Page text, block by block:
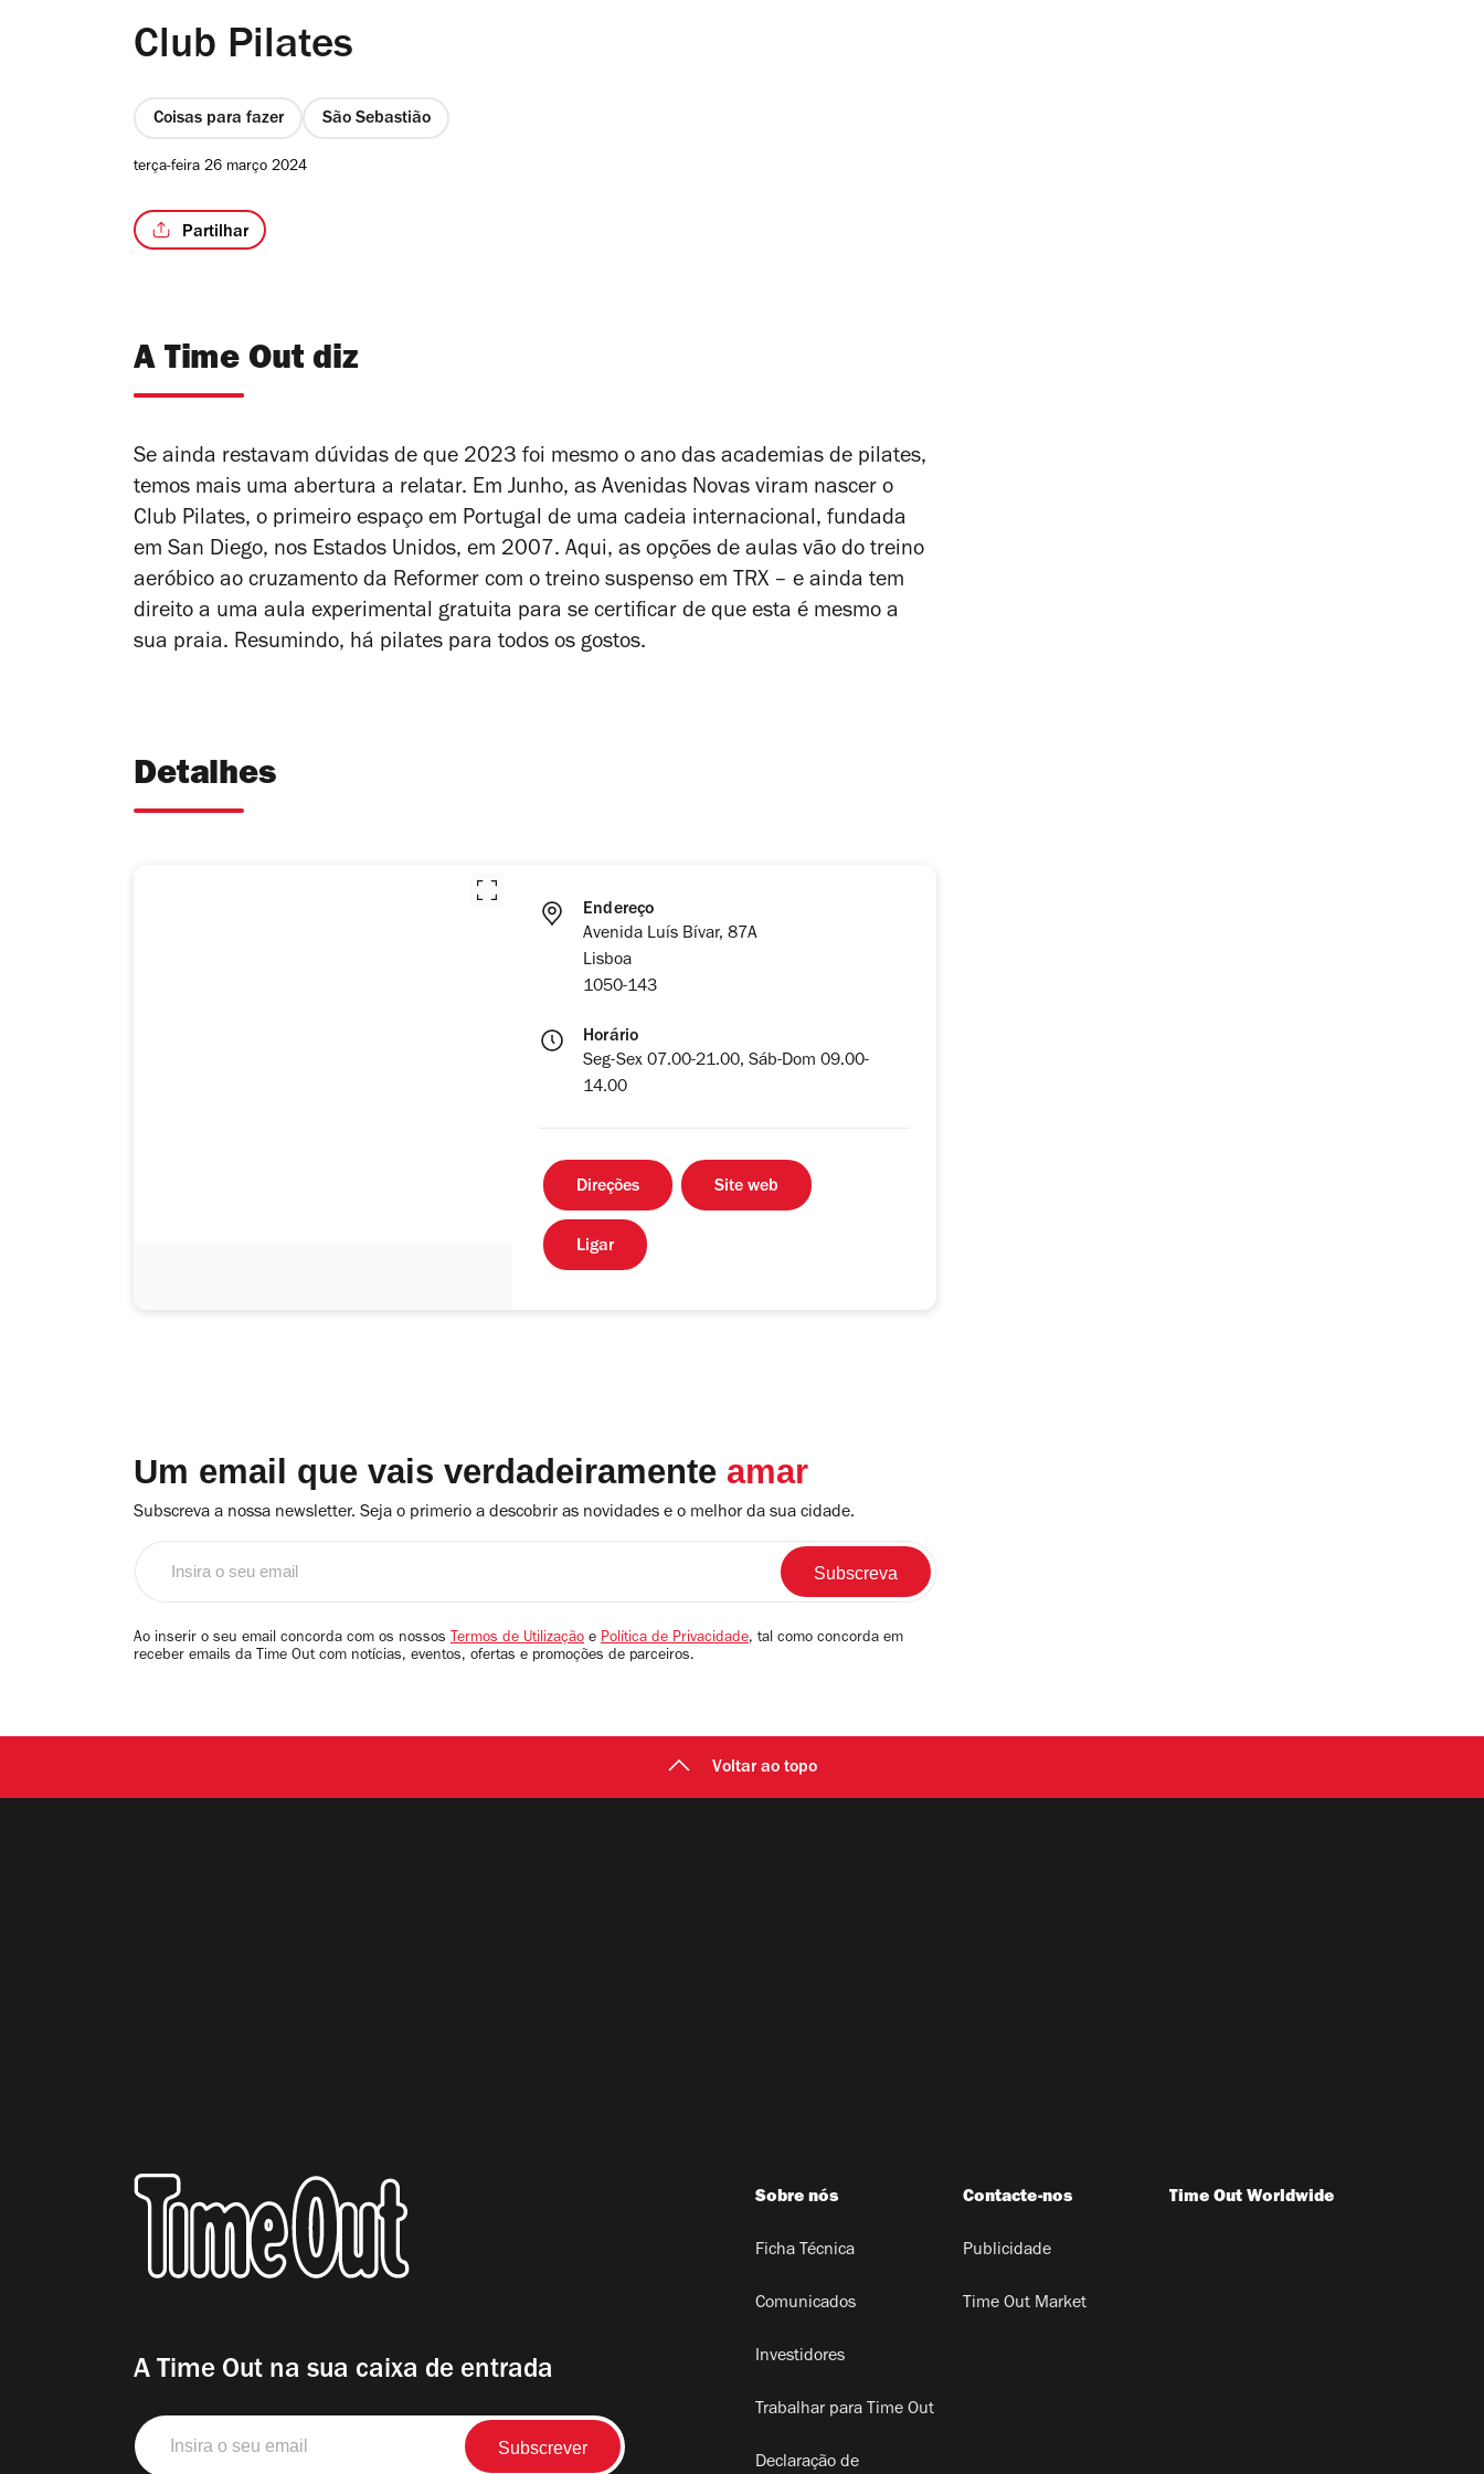
Club Pilates
Coisas para fazer São Sebastião
terça-feira 26 março 2024
Partilhar
A Time Out diz
Se ainda restavam dúvidas de que 2023 foi mesmo o ano das academias de pilates,
temos mais uma abertura a relatar. Em Junho, as Avenidas Novas viram nascer o
Club Pilates, o primeiro espaço em Portugal de uma cadeia internacional, fundada
em San Diego, nos Estados Unidos, em 2007. Aqui, as opções de aulas vão do treino
aeróbico ao cruzamento da Reformer com o treino suspenso em TRX – e ainda tem
direito a uma aula experimental gratuita para se certificar de que esta é mesmo a
sua praia. Resumindo, há pilates para todos os gostos.
Detalhes
Endereço
Avenida Luís Bívar, 87A
Lisboa
1050-143
Horário
Seg-Sex 07.00-21.00, Sáb-Dom 09.00-
14.00
Direções Site web
Ligar
Um email que vais verdadeiramente amar
Subscreva a nossa newsletter. Seja o primerio a descobrir as novidades e o melhor da sua cidade.
email
Ao inserir o seu email concorda com os nossos Termos de Utilização e Política de Privacidade, tal como concorda em
receber emails da Time Out com notícias, eventos, ofertas e promoções de parceiros.
Voltar ao topo
A Time Out na sua caixa de entrada
Insira
o
Sobre nós
Ficha Técnica
Comunicados
Investidores
Trabalhar para Time Out
Declaração de
Contacte-nos
Publicidade
Time Out Market
Time Out Worldwide